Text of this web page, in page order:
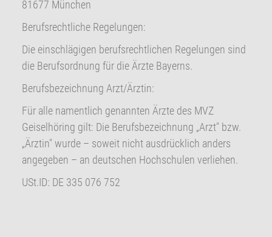
81677 München
Berufsrechtliche Regelungen:
Die einschlägigen berufsrechtlichen Regelungen sind
die Berufsordnung für die Ärzte Bayerns.
Berufsbezeichnung Arzt/Ärztin:
Für alle namentlich genannten Ärzte des MVZ
Geiselhöring gilt: Die Berufsbezeichnung „Arzt" bzw.
„Ärztin" wurde – soweit nicht ausdrücklich anders
angegeben – an deutschen Hochschulen verliehen.
USt.ID: DE 335 076 752